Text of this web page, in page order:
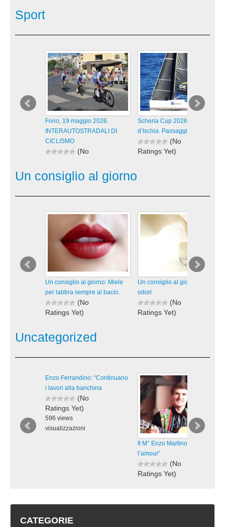
Sport
Forio, 19 maggio 2026.
INTERAUTOSTRADALI DI
CICLISMO
(No
180 views
visualizzazioni
Scheria Cup 2026 Isola
d’Ischia. Passaggi lungo la
(No
Ratings Yet)
Un consiglio al giorno
Un consiglio al giorno: Miele
per labbra sempre al bacio.
(No
Ratings Yet)
visualizzazioni
Un consiglio al giorno: Addio
odori
(No
Ratings Yet)
Uncategorized
Enzo Ferrandino: “Continuano
i lavori alla banchina
(No
Ratings Yet)
596 views
visualizzazioni
Il M° Enzo Martino in “Hymne à
l’amour”
(No
Ratings Yet)
CATEGORIE